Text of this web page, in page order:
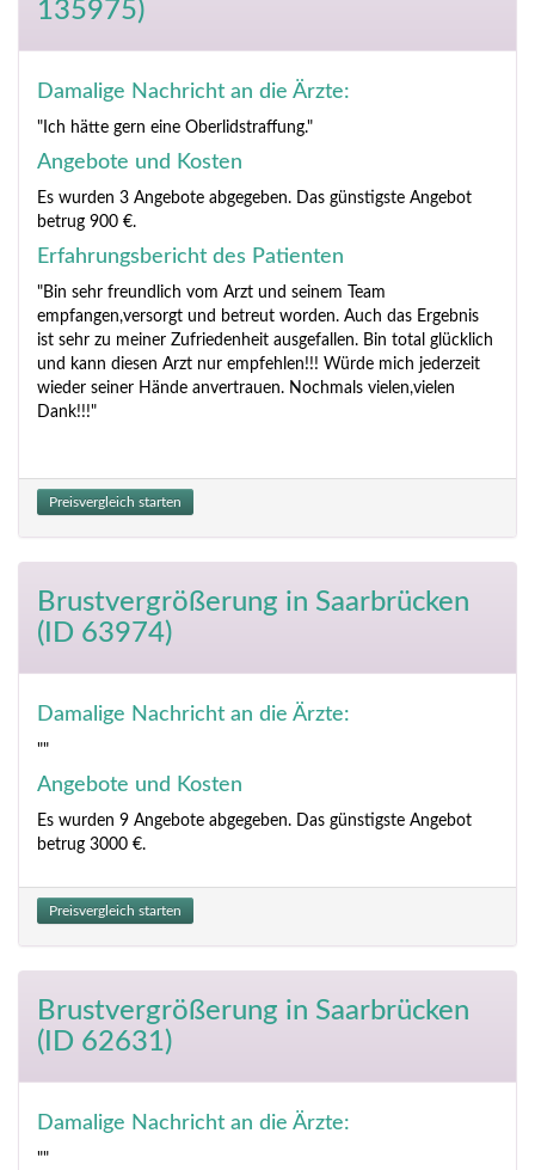
135975)
Damalige Nachricht an die Ärzte:
"Ich hätte gern eine Oberlidstraffung."
Angebote und Kosten
Es wurden 3 Angebote abgegeben. Das günstigste Angebot
betrug 900 €.
Erfahrungsbericht des Patienten
"Bin sehr freundlich vom Arzt und seinem Team
empfangen,versorgt und betreut worden. Auch das Ergebnis
ist sehr zu meiner Zufriedenheit ausgefallen. Bin total glücklich
und kann diesen Arzt nur empfehlen!!! Würde mich jederzeit
wieder seiner Hände anvertrauen. Nochmals vielen,vielen
Dank!!!"
Preisvergleich starten
Brustvergrößerung in Saarbrücken
(ID 63974)
Damalige Nachricht an die Ärzte:
""
Angebote und Kosten
Es wurden 9 Angebote abgegeben. Das günstigste Angebot
betrug 3000 €.
Preisvergleich starten
Brustvergrößerung in Saarbrücken
(ID 62631)
Damalige Nachricht an die Ärzte:
""